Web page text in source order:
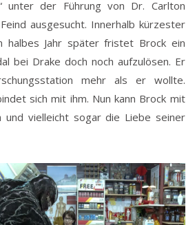
unter der Führung von Dr. Carlton
ausgesucht. Innerhalb kürzester
halbes Jahr später fristet Brock ein
bei Drake doch noch aufzulösen. Er
mehr als er wollte.
sich mit ihm. Nun kann Brock mit
vielleicht sogar die Liebe seiner